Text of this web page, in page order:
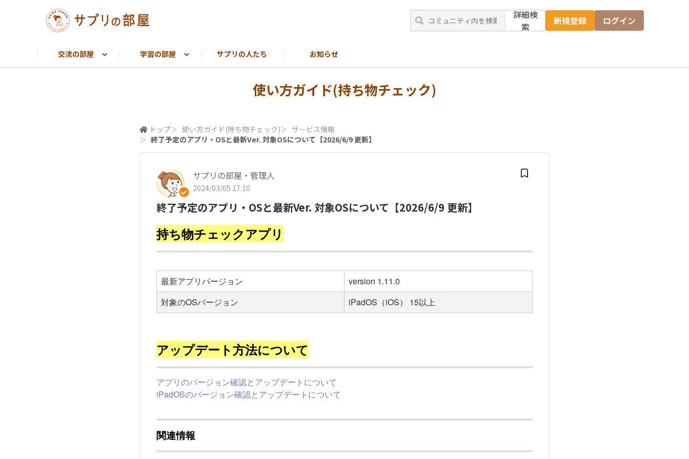
詳細検
索
新規登録 ログイン
交流の部屋 学習の部屋 サプリの人たち お知らせ
使い方ガイド(持ち物チェック)
トップ＞ 使い方ガイド(持ち物チェック)＞ サービス情報
＞ 終了予定のアプリ・OSと最新Ver. 対象OSについて【2026/6/9 更新】
サプリの部屋・管理人
2024/03/05 17:10
終了予定のアプリ・OSと最新Ver. 対象OSについて【2026/6/9 更新】
持ち物チェックアプリ
最新アプリバージョン
version 1.11.0
対象のOSバージョン
iPadOS（iOS） 15以上
アップデート方法について
アプリのバージョン確認とアップデートについて
iPadOSのバージョン確認とアップデートについて
関連情報